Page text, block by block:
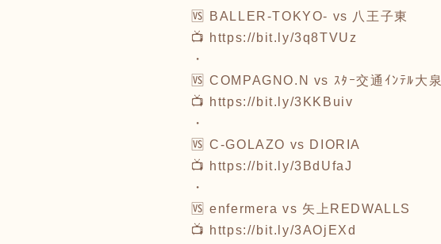
🆚 BALLER-TOKYO- vs 八王子東
📺 https://bit.ly/3q8TVUz
・
🆚 COMPAGNO.N vs ｽﾀｰ交通ｲﾝﾃﾙ大泉
📺 https://bit.ly/3KKBuiv
・
🆚 C-GOLAZO vs DIORIA
📺 https://bit.ly/3BdUfaJ
・
🆚 enfermera vs 矢上REDWALLS
📺 https://bit.ly/3AOjEXd